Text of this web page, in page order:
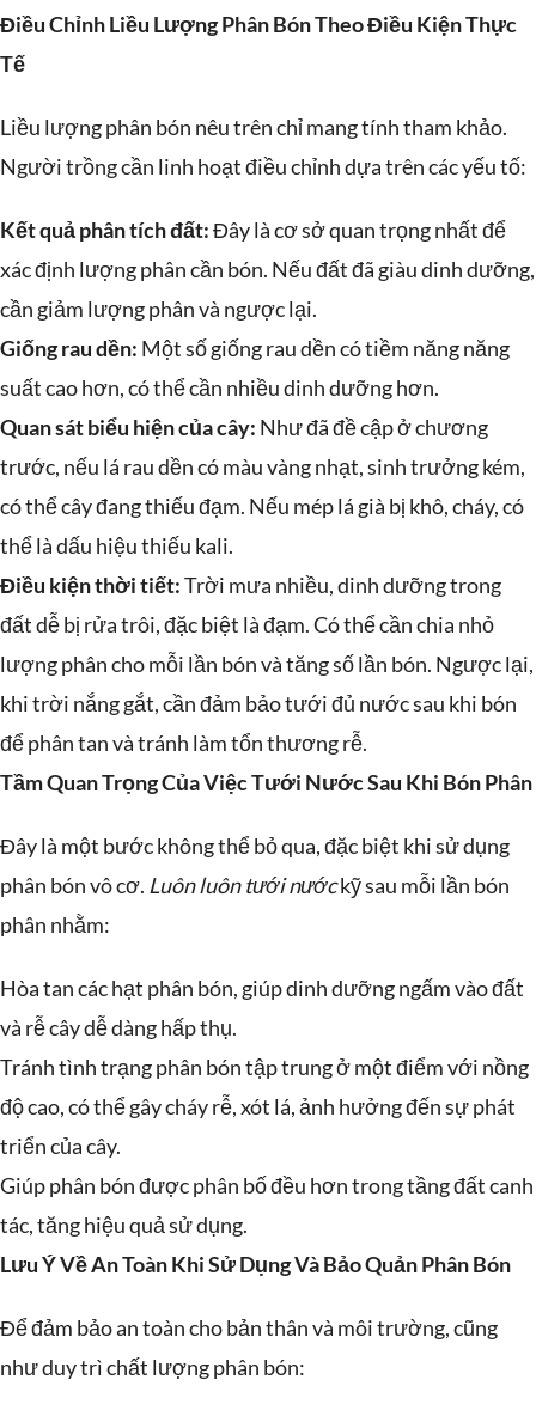
Điều Chỉnh Liều Lượng Phân Bón Theo Điều Kiện Thực
Tế
Liều lượng phân bón nêu trên chỉ mang tính tham khảo.
Người trồng cần linh hoạt điều chỉnh dựa trên các yếu tố:
Kết quả phân tích đất:Đây là cơ sở quan trọng nhất để
xác định lượng phân cần bón. Nếu đất đã giàu dinh dưỡng,
cần giảm lượng phân và ngược lại.
Giống rau dền: Một số giống rau dền có tiềm năng năng
suất cao hơn, có thể cần nhiều dinh dưỡng hơn.
Quan sát biểu hiện của cây: Như đã đề cập ở chương
trước, nếu lá rau dền có màu vàng nhạt, sinh trưởng kém,
có thể cây đang thiếu đạm. Nếu mép lá già bị khô, cháy, có
thể là dấu hiệu thiếu kali.
Điều kiện thời tiết:Trời mưa nhiều, dinh dưỡng trong
đất dễ bị rửa trôi, đặc biệt là đạm. Có thể cần chia nhỏ
lượng phân cho mỗi lần bón và tăng số lần bón. Ngược lại,
khi trời nắng gắt, cần đảm bảo tưới đủ nước sau khi bón
để phân tan và tránh làm tổn thương rễ.
Tầm Quan Trọng Của Việc Tưới Nước Sau Khi Bón Phân
Đây là một bước không thể bỏ qua, đặc biệt khi sử dụng
phân bón vô cơ. Luôn luôn tưới nướckỹ sau mỗi lần bón
phân nhằm:
Hòa tan các hạt phân bón, giúp dinh dưỡng ngấm vào đất
và rễ cây dễ dàng hấp thụ.
Tránh tình trạng phân bón tập trung ở một điểm với nồng
độ cao, có thể gây cháy rễ, xót lá, ảnh hưởng đến sự phát
triển của cây.
Giúp phân bón được phân bố đều hơn trong tầng đất canh
tác, tăng hiệu quả sử dụng.
Lưu Ý Về An Toàn Khi Sử Dụng Và Bảo Quản Phân Bón
Để đảm bảo an toàn cho bản thân và môi trường, cũng
như duy trì chất lượng phân bón: